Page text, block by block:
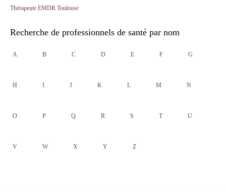
Thérapeute EMDR Toulouse
Recherche de professionnels de santé par nom
A B C D E F G
H I J K L M N
O P Q R S T U
V W X Y Z